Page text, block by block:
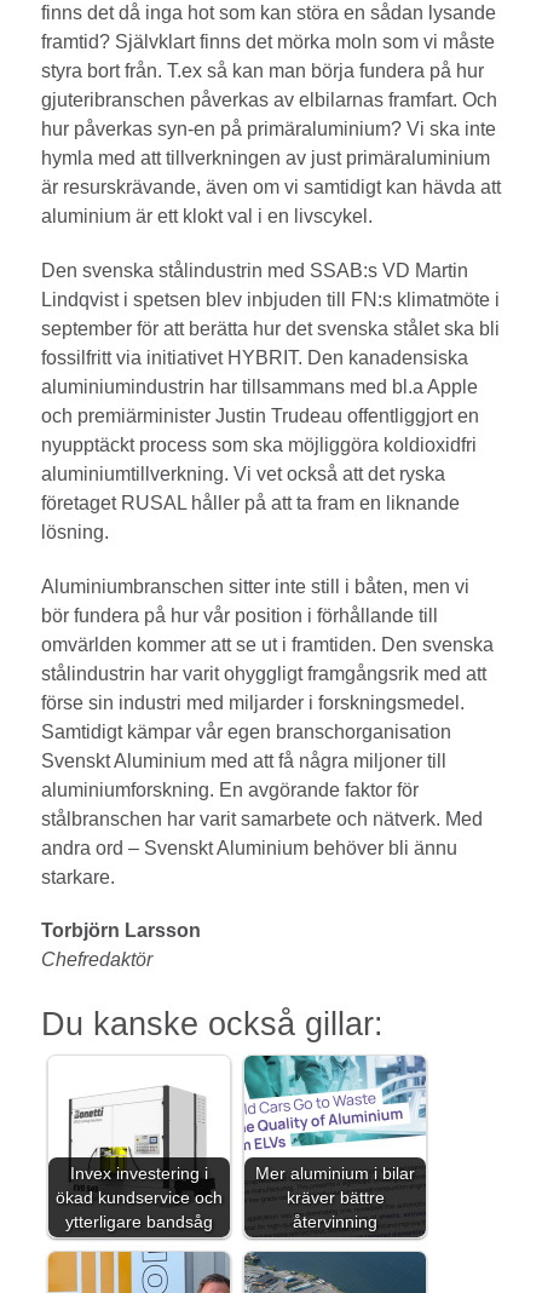
finns det då inga hot som kan störa en sådan lysande
framtid? Självklart finns det mörka moln som vi måste
styra bort från. T.ex så kan man börja fundera på hur
gjuteribranschen påverkas av elbilarnas framfart. Och
hur påverkas syn-en på primäraluminium? Vi ska inte
hymla med att tillverkningen av just primäraluminium
är resurskrävande, även om vi samtidigt kan hävda att
aluminium är ett klokt val i en livscykel.
Den svenska stålindustrin med SSAB:s VD Martin
Lindqvist i spetsen blev inbjuden till FN:s klimatmöte i
september för att berätta hur det svenska stålet ska bli
fossilfritt via initiativet HYBRIT. Den kanadensiska
aluminiumindustrin har tillsammans med bl.a Apple
och premiärminister Justin Trudeau offentliggjort en
nyupptäckt process som ska möjliggöra koldioxidfri
aluminiumtillverkning. Vi vet också att det ryska
företaget RUSAL håller på att ta fram en liknande
lösning.
Aluminiumbranschen sitter inte still i båten, men vi
bör fundera på hur vår position i förhållande till
omvärlden kommer att se ut i framtiden. Den svenska
stålindustrin har varit ohyggligt framgångsrik med att
förse sin industri med miljarder i forskningsmedel.
Samtidigt kämpar vår egen branschorganisation
Svenskt Aluminium med att få några miljoner till
aluminiumforskning. En avgörande faktor för
stålbranschen har varit samarbete och nätverk. Med
andra ord – Svenskt Aluminium behöver bli ännu
starkare.
Torbjörn Larsson
Chefredaktör
Du kanske också gillar:
Invex investering i
ökad kundservice och
ytterligare bandsåg
Mer aluminium i bilar
kräver bättre
återvinning